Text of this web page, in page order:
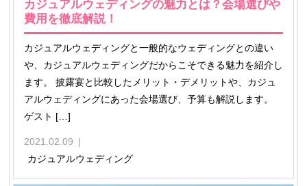
カジュアルウェディングの魅力とは？会場選びや
費用を徹底解説！
カジュアルウェディングと一般的なウェディングとの違い
や、カジュアルウェディングだからこそできる魅力を紹介し
ます。 披露宴と比較したメリット・デメリットや、カジュ
アルウェディングにあった会場選び、予算も解説します。
ゲスト […]
2021.02.09
カジュアルウェディング